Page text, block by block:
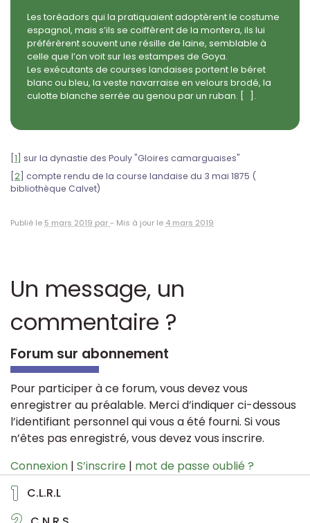
1 C.L.R.L
Les toréadors qui la pratiquaient adoptèrent le costume
espagnol, mais s’ils se coiffèrent de la montera, ils lui
préférèrent souvent une résille de laine, semblable à
celle que l’on voit sur les estampes de Goya.
Les exécutants de courses landaises portent le béret
blanc ou bleu, la veste navarraise en velours brodé, la
culotte blanche serrée au genou par un ruban.
.
1 sur la dynastie des Pouly "Gloires camarguaises"
2 compte rendu de la course landaise du 3 mai 1875 (
bibliothèque Calvet)
Publié le 5 mars 2019 par- Mis à jour le 4 mars 2019
Un message, un
commentaire ?
Forum sur abonnement
Pour participer à ce forum, vous devez vous
enregistrer au préalable. Merci d’indiquer ci-dessous
l’identifiant personnel qui vous a été fourni. Si vous
n’êtes pas enregistré, vous devez vous inscrire.
Connexion | S’inscrire | mot de passe oublié ?